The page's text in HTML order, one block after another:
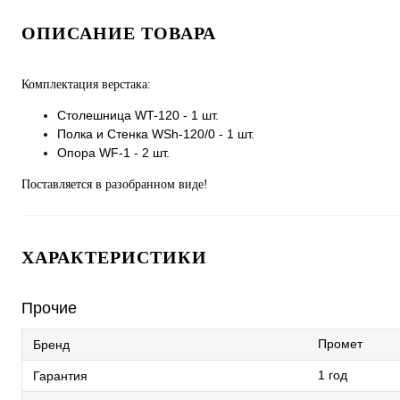
ОПИСАНИЕ ТОВАРА
Комплектация верстака:
Столешница WT-120 - 1 шт.
Полка и Стенка WSh-120/0 - 1 шт.
Опора WF-1 - 2 шт.
Поставляется в разобранном виде!
ХАРАКТЕРИСТИКИ
Прочие
Бренд Промет
Гарантия 1 год